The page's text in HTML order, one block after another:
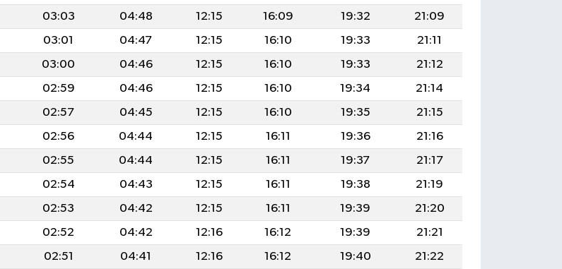
03:03 04:48 12:15 16:09 19:32
21:09
03:01 04:47 12:15 16:10 19:33
21:11
03:00 04:46 12:15 16:10 19:33
21:12
02:59 04:46 12:15 16:10 19:34
21:14
02:57 04:45 12:15 16:10 19:35
21:15
02:56 04:44 12:15 16:11 19:36
21:16
02:55 04:44 12:15 16:11 19:37
21:17
02:54 04:43 12:15 16:11 19:38
21:19
02:53 04:42 12:15 16:11 19:39
21:20
02:52 04:42 12:16 16:12 19:39
21:21
02:51 04:41 12:16 16:12 19:40
21:22